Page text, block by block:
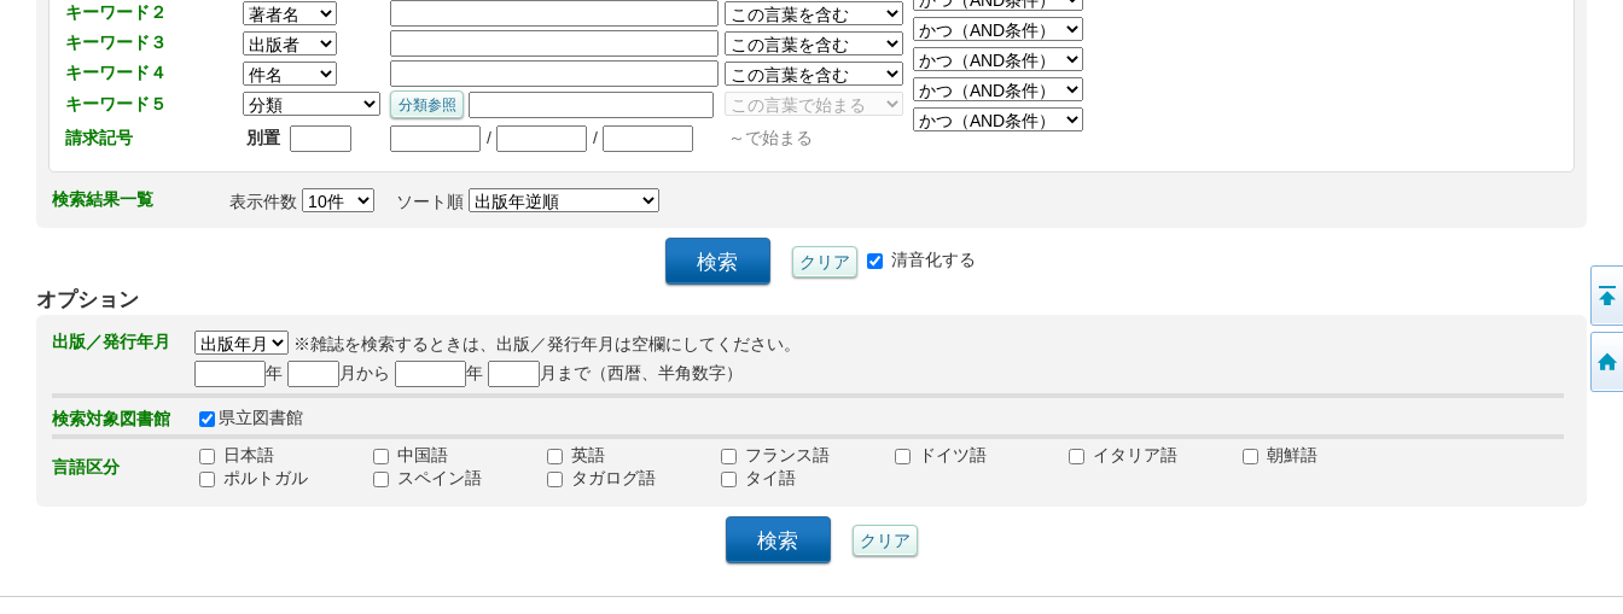
キーワード２
キーワード３
キーワード４
キーワード５
請求記号
別置 / / ～で始まる
検索結果一覧 表示件数 ソート順
清音化する
オプション
出版／発行年月
※雑誌を検索するときは、出版／発行年月は空欄にしてください。
年
月から 年 月まで（西暦、半角数字）
検索対象図書館 県立図書館
言語区分
日本語 中国語 英語 フランス語 ドイツ語 イタリア語
朝鮮語
ポルトガル
スペイン語 タガログ語 タイ語